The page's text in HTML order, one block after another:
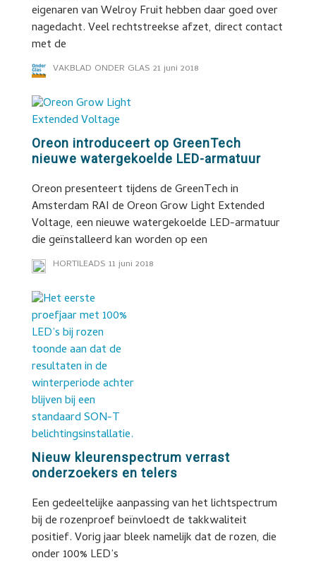
eigenaren van Welroy Fruit hebben daar goed over
nagedacht. Veel rechtstreekse afzet, direct contact
met de
VAKBLAD ONDER GLAS 21 juni 2018
Oreon introduceert op GreenTech
nieuwe watergekoelde LED-armatuur
Oreon presenteert tijdens de GreenTech in
Amsterdam RAI de Oreon Grow Light Extended
Voltage, een nieuwe watergekoelde LED-armatuur
die geïnstalleerd kan worden op een
HORTILEADS 11 juni 2018
Nieuw kleurenspectrum verrast
onderzoekers en telers
Een gedeeltelijke aanpassing van het lichtspectrum
bij de rozenproef beïnvloedt de takkwaliteit
positief. Vorig jaar bleek namelijk dat de rozen, die
onder 100% LED’s